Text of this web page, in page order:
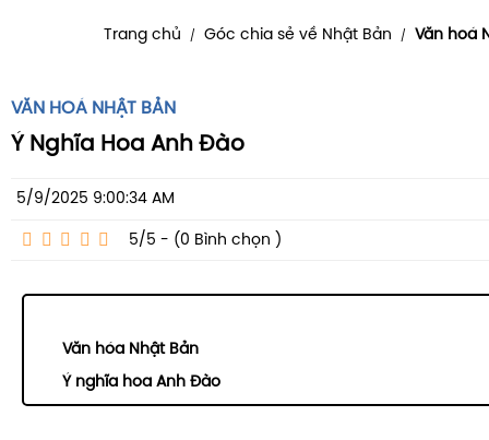
Trang chủ / Góc chia sẻ về Nhật Bản / Văn hoá
VĂN HOÁ NHẬT BẢN
Ý Nghĩa Hoa Anh Đào
5/9/2025 9:00:34 AM
5/5 - (0 Bình chọn )
Văn hóa Nhật Bản
Ý nghĩa hoa Anh Đào